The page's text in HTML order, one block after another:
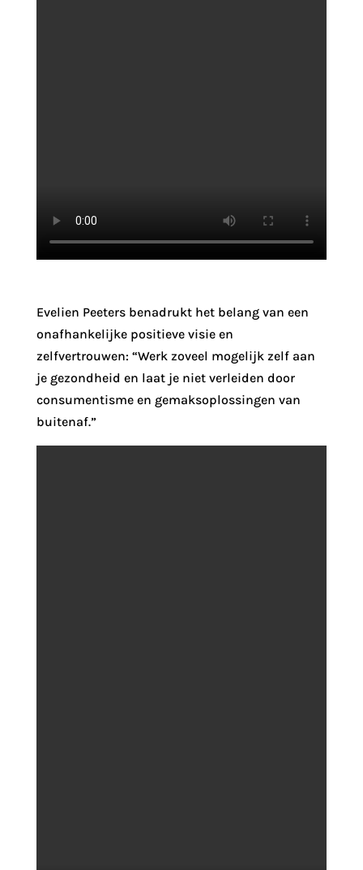
Evelien Peeters benadrukt het belang van een
onafhankelijke positieve visie en
zelfvertrouwen: “Werk zoveel mogelijk zelf aan
je gezondheid en laat je niet verleiden door
consumentisme en gemaksoplossingen van
buitenaf.”